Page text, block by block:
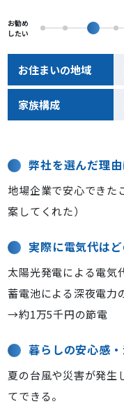
お勧め
したい
お住まいの地域
家族構成
弊社を選んだ理
地場企業で安心できた
案してくれた）
実際に電気代は
太陽光発電による電気
蓄電池による深夜電力
→約1万5千円の節電
暮らしの安心感
夏の台風や災害が発生
てできる。